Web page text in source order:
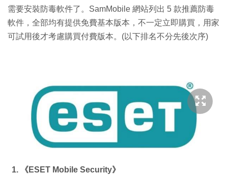
需要安裝防毒軟件了。SamMobile 網站列出 5 款推薦防毒
軟件，全部均有提供免費基本版本，不一定立即購買，用家
可試用後才考慮購買付費版本。(以下排名不分先後次序)
1. 《ESET Mobile Security》